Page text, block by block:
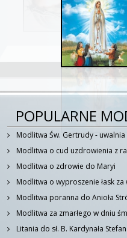
POPULARNE
Modlitwa Św. Gertrudy - uwalnia
Modlitwa o cud uzdrowienia z
Modlitwa o zdrowie do Maryi
Modlitwa o wyproszenie łask za
Modlitwa poranna do Anioła
Modlitwa za zmarłego w dniu
Litania do sł. B. Kardynała